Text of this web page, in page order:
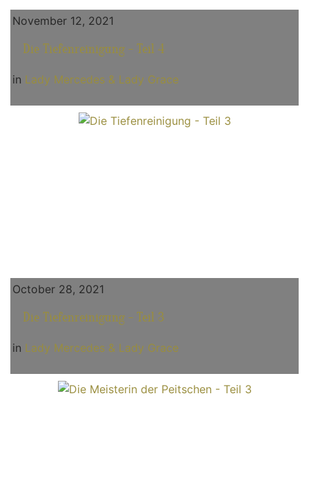
November 12, 2021
Die Tiefenreinigung - Teil 4
in Lady Mercedes & Lady Grace
October 28, 2021
Die Tiefenreinigung - Teil 3
in Lady Mercedes & Lady Grace